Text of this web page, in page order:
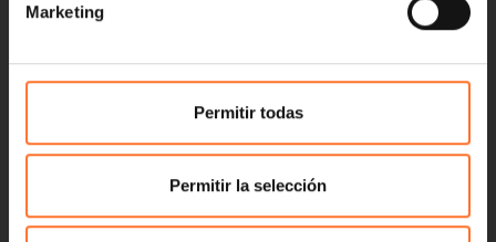
Marketing
Permitir todas
Permitir la selección